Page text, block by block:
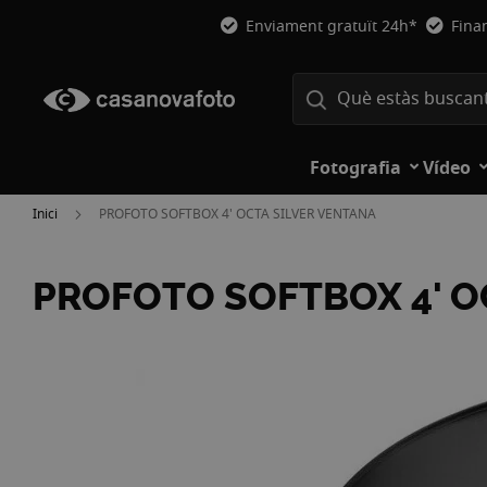
Enviament gratuït 24h*
Fotografia Vídeo
Inici PROFOTO SOFTBOX 4' OCTA SILVER VENTANA
PROFOTO SOFTBOX 4'